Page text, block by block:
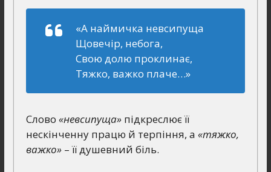
«А наймичка невсипуща
Щовечір, небога,
Свою долю проклинає,
Тяжко, важко плаче…»
Слово «невсипуща»підкреслює її
нескінченну працю й терпіння, а «тяжко,
важко»– її душевний біль.